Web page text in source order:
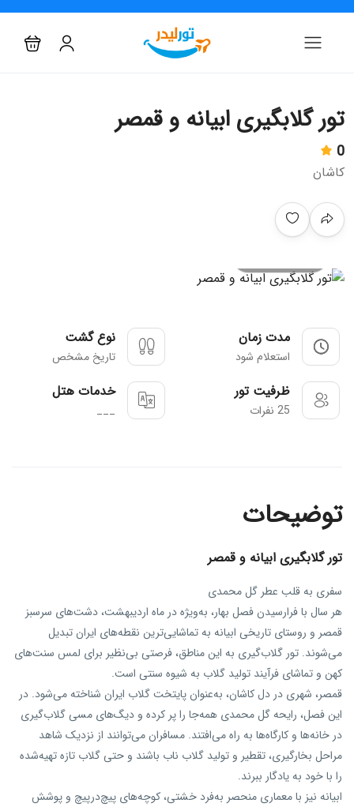
تور گلابگیری ابیانه و قمصر
0
کاشان
مدت زمان
استعلام شود
نوع گشت
تاریخ مشخص
ظرفیت تور
25 نفرات
خدمات هتل
___
توضیحات
تور گلابگیری ابیانه و قمصر
سفری به قلب عطر گل محمدی
هر سال با فرارسیدن فصل بهار، به‌ویژه در ماه اردیبهشت، دشت‌های سرسبز
قمصر و روستای تاریخی ابیانه به تماشایی‌ترین نقطه‌های ایران تبدیل
می‌شوند. تور گلاب‌گیری به این مناطق، فرصتی بی‌نظیر برای لمس سنت‌های
کهن و تماشای فرآیند تولید گلاب به شیوه سنتی است.
قمصر، شهری در دل کاشان، به‌عنوان پایتخت گلاب ایران شناخته می‌شود. در
این فصل، رایحه گل محمدی همه‌جا را پر کرده و دیگ‌های مسی گلاب‌گیری
در خانه‌ها و کارگاه‌ها به راه می‌افتند. مسافران می‌توانند از نزدیک شاهد
مراحل بخارگیری، تقطیر و تولید گلاب ناب باشند و حتی گلاب تازه تهیه‌شده
را با خود به یادگار ببرند.
ابیانه نیز با معماری منحصر به‌فرد خشتی، کوچه‌های پیچ‌در‌پیچ و پوشش